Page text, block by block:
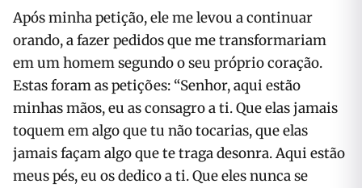
Após minha petição, ele me levou a continuar
orando, a fazer pedidos que me transformariam
em um homem segundo o seu próprio coração.
Estas foram as petições: “Senhor, aqui estão
minhas mãos, eu as consagro a ti. Que elas jamais
toquem em algo que tu não tocarias, que elas
jamais façam algo que te traga desonra. Aqui estão
meus pés, eu os dedico a ti. Que eles nunca se